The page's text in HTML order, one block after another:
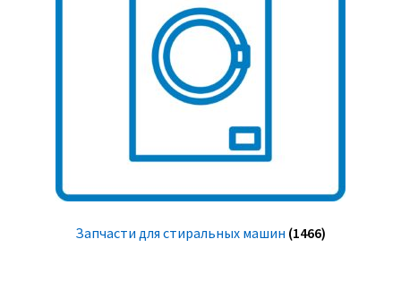
Запчасти для стиральных машин (1466)